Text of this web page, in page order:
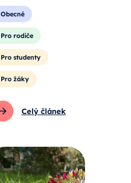
Obecné
Pro rodiče
Pro studenty
Pro žáky
Celý článek